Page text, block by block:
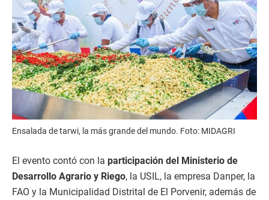
Ensalada de tarwi, la más grande del mundo. Foto: MIDAGRI
El evento contó con la participación del Ministerio de
Desarrollo Agrario y Riego, la USIL, la empresa Danper, la
FAO y la Municipalidad Distrital de El Porvenir, además de